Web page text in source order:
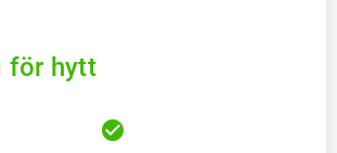
för hytt
check_circle